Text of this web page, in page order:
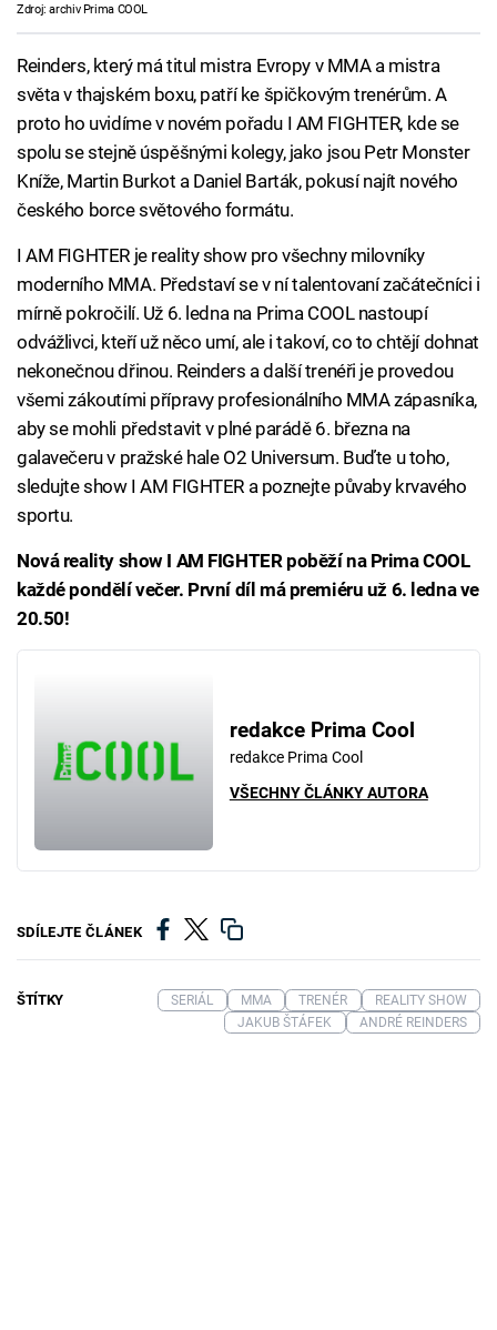
Zdroj: archiv Prima COOL
Reinders, který má titul mistra Evropy v MMA a mistra
světa v thajském boxu, patří ke špičkovým trenérům. A
proto ho uvidíme v novém pořadu I AM FIGHTER, kde se
spolu se stejně úspěšnými kolegy, jako jsou Petr Monster
Kníže, Martin Burkot a Daniel Barták, pokusí najít nového
českého borce světového formátu.
I AM FIGHTER je reality show pro všechny milovníky
moderního MMA. Představí se v ní talentovaní začátečníci i
mírně pokročilí. Už 6. ledna na Prima COOL nastoupí
odvážlivci, kteří už něco umí, ale i takoví, co to chtějí dohnat
nekonečnou dřinou. Reinders a další trenéři je provedou
všemi zákoutími přípravy profesionálního MMA zápasníka,
aby se mohli představit v plné parádě 6. března na
galavečeru v pražské hale O2 Universum. Buďte u toho,
sledujte show I AM FIGHTER a poznejte půvaby krvavého
sportu.
Nová reality show I AM FIGHTER poběží na Prima COOL
každé pondělí večer. První díl má premiéru už 6. ledna ve
20.50!
redakce Prima Cool
redakce Prima Cool
VŠECHNY ČLÁNKY AUTORA
SDÍLEJTE ČLÁNEK
ŠTÍTKY SERIÁL MMA TRENÉR
REALITY SHOW
JAKUB ŠTÁFEK
ANDRÉ REINDERS